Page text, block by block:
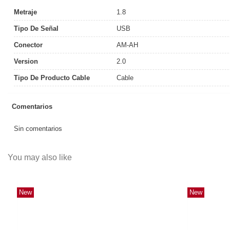
Metraje 1.8
Tipo De Señal USB
Conector AM-AH
Version 2.0
Tipo De Producto Cable Cable
Comentarios
Sin comentarios
You may also like
New New